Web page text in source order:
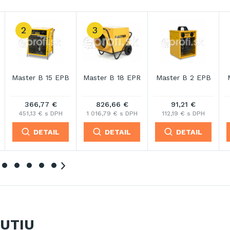
Master B 2 PTC
57,02 €
70,13 € s DPH
DETAIL
Master B 22 EPB
643,38 €
791,35 € s DPH
DETAIL
Master B 3 ECA
85,51 €
105,18 € s DPH
DETAIL